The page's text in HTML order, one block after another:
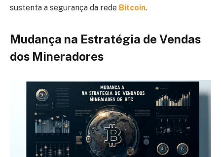
sustenta a segurança da rede Bitcoin.
Mudança na Estratégia de Vendas
dos Mineradores